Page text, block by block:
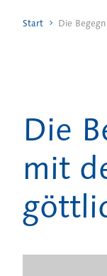
Start Die
Die
mit